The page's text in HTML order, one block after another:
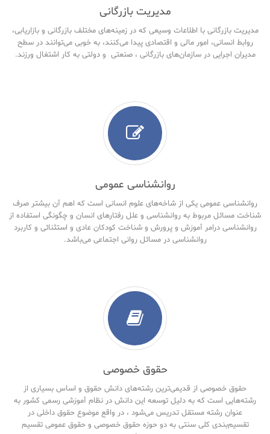
مدیریت بازرگانی
مدیریت بازرگانی با اطلاعات وسیعی که در زمینه‌های مختلف بازرگانی و بازاریابی،
روابط انسانی، امور مالی و اقتصادی پیدا می‌کنند، به خوبی می‌توانند در سطح
مدیران اجرایی در سازمان‌های بازرگانی ، صنعتی و دولتی به کار اشتغال ورزند.
روانشناسی عمومی
روانشناسی عمومی یکی از شاخه‌های علوم انسانی است که اهم آن بیشتر صرف
شناخت مسائل مربوط به روانشناسی و علل رفتارهای انسان و چگونگی استفاده از
روانشناسی درامر آموزش و پرورش و شناخت کودکان عادی و استثنائی و کاربرد
روانشناسی در مسائل روانی اجتماعی می‌باشد.
حقوق خصوصی
حقوق خصوصی از قدیمی‌ترین رشته‌های دانش حقوق و اساس بسیاری از
رشته‌هایی است که به دلیل توسعه این دانش در نظام آموزشی رسمی کشور به
عنوان رشته مستقل تدریس می‌شود ، در واقع موضوع حقوق داخلی در
تقسیم‌بندی کلی سنتی به دو حوزه حقوق خصوصی و حقوق‌ عمومی تقسیم